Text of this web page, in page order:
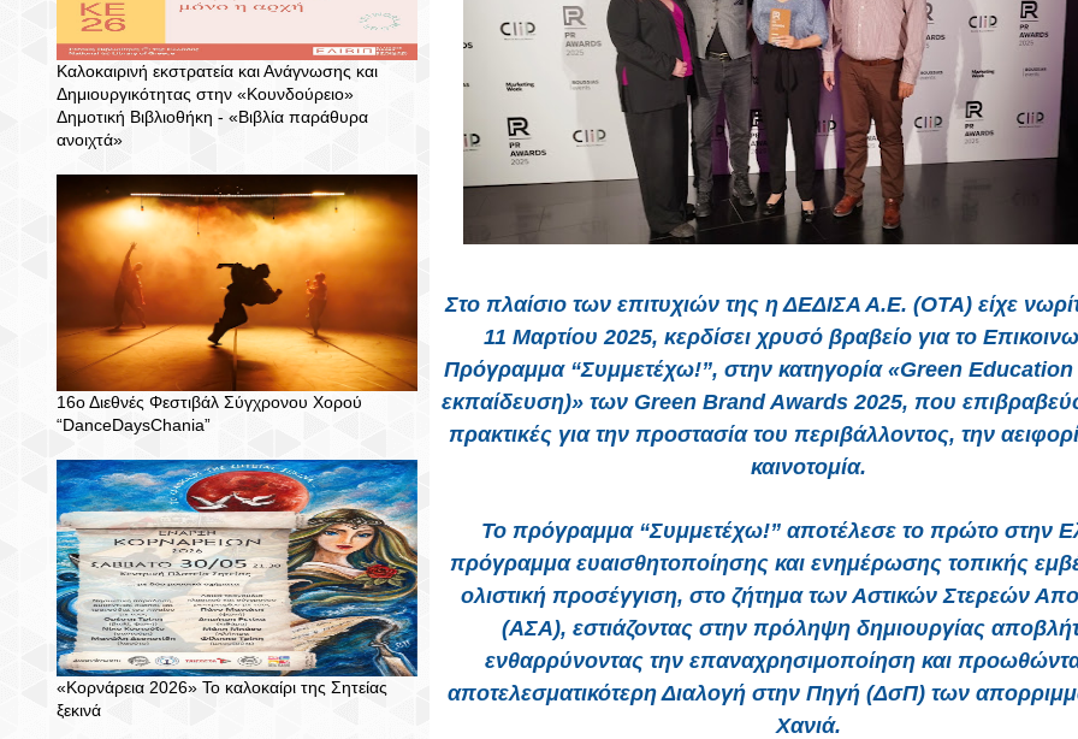
Καλοκαιρινή εκστρατεία και Ανάγνωσης και
Δημιουργικότητας στην «Κουνδούρειο»
Δημοτική Βιβλιοθήκη - «Βιβλία παράθυρα
ανοιχτά»
16ο Διεθνές Φεστιβάλ Σύγχρονου Χορού
“DanceDaysChania”
«Κορνάρεια 2026» Το καλοκαίρι της Σητείας
ξεκινά
Στο πλαίσιο των επιτυχιών της η ΔΕΔΙΣΑ Α.Ε. (ΟΤΑ) είχε
11 Μαρτίου 2025, κερδίσει χρυσό βραβείο για το
Πρόγραμμα “Συμμετέχω!”, στην κατηγορία «Green
εκπαίδευση)» των Green Brand Awards 2025, που
πρακτικές για την προστασία του περιβάλλοντος, την
καινοτομία.
Το πρόγραμμα “Συμμετέχω!” αποτέλεσε το πρώτο στην
πρόγραμμα ευαισθητοποίησης και ενημέρωσης τοπικής
ολιστική προσέγγιση, στο ζήτημα των Αστικών Στερεών
(ΑΣΑ), εστιάζοντας στην πρόληψη δημιουργίας
ενθαρρύνοντας την επαναχρησιμοποίηση και
αποτελεσματικότερη Διαλογή στην Πηγή (ΔσΠ) των
Χανιά.